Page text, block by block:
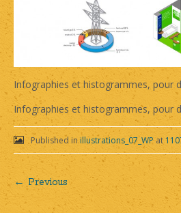
Infographies et histogrammes, pour
Infographies et histogrammes, pour
Published in illustrations_07_WPat
Post
← Previous